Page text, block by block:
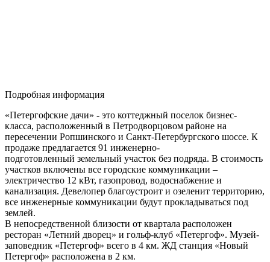
Подробная информация
«Петергофские дачи» - это коттеджный поселок бизнес-
класса, расположенный в Петродворцовом районе на
пересечении Ропшинского и Санкт-Петербургского шоссе. К
продаже предлагается 91 инженерно-
подготовленный земельный участок без подряда. В стоимость
участков включены все городские коммуникации –
электричество 12 кВт, газопровод, водоснабжение и
канализация. Девелопер благоустроит и озеленит территорию,
все инженерные коммуникации будут прокладываться под
землей.
В непосредственной близости от квартала расположен
ресторан «Летний дворец» и гольф-клуб «Петергоф». Музей-
заповедник «Петергоф» всего в 4 км. ЖД станция «Новый
Петергоф» расположена в 2 км.